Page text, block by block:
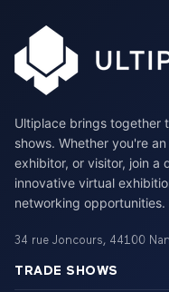
Ultiplace brings together
shows. Whether you're
exhibitor, or visitor, join a
innovative virtual
networking opportunities.
34 rue Joncours, 44100
TRADE SHOWS